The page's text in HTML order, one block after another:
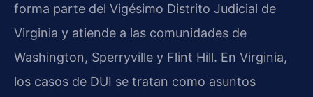
forma parte del Vigésimo Distrito Judicial de
Virginia y atiende a las comunidades de
Washington, Sperryville y Flint Hill. En Virginia,
los casos de DUI se tratan como asuntos